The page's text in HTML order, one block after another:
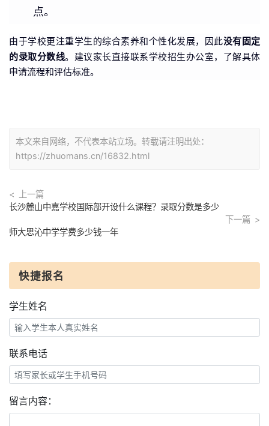
点。
由于学校更注重学生的综合素养和个性化发展，因此没有固定
的录取分数线。建议家长直接联系学校招生办公室，了解具体
申请流程和评估标准。
本文来自网络，不代表本站立场。转载请注明出处：
https://zhuomans.cn/16832.html
上一篇
长沙麓山中嘉学校国际部开设什么课程？录取分数是多少
下一篇
师大思沁中学学费多少钱一年
快捷报名
学生姓名
联系电话
留言内容：